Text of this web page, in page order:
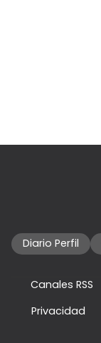
Diario Perfil
Canales RSS
Privacidad